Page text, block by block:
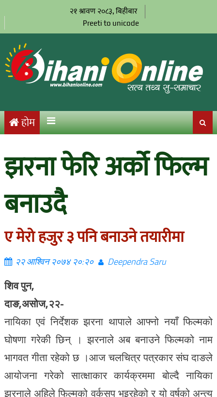
२१ श्रावण २०८३, बिहीबार
Preeti to unicode
होम
झरना फेरि अर्को फिल्म
बनाउदै
ए मेरो हजुर ३ पनि बनाउने तयारीमा
२२ आश्विन २०७४ २०:२० Deependra Saru
शिव पुन,
दाङ,असोज,२२-
नायिका एवं निर्देशक झरना थापाले आफ्नो नयाँ फिल्मको
घोषणा गरेकी छिन् । झरनाले अब बनाउने फिल्मको नाम
भागवत गीता रहेको छ ।आज चलचित्र पत्रकार संघ दाङले
आयोजना गरेको सात्क्षाकार कार्यक्रममा बोल्दै नायिका
झरनाले अहिले फिल्मको वर्कसप भइरहेको र यो वर्षको अन्त्य